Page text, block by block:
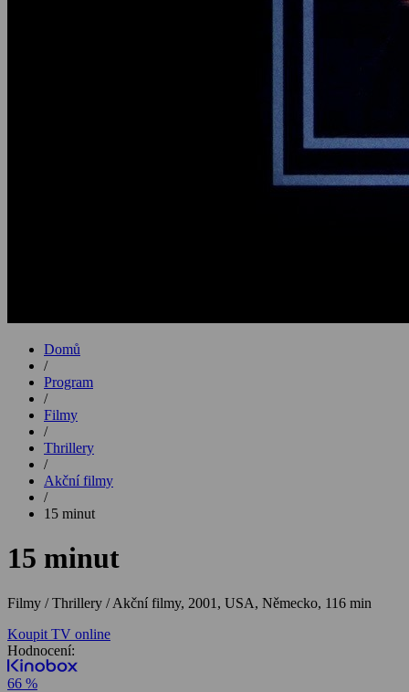
Domů
/
Program
/
Filmy
/
Thrillery
/
Akční filmy
/
15 minut
15 minut
Filmy / Thrillery / Akční filmy, 2001, USA, Německo, 116 min
Koupit TV online
Hodnocení:
66 %